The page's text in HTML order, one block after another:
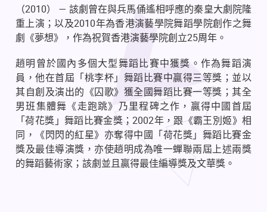
（2010） — 該劇曾在與兵馬俑遙相呼應的秦皇大劇院隆
重上演；以及2010年為香港演藝學院舞蹈學院創作之舞
劇《夢想》，作為祝賀香港演藝學院創立25周年。
趙明曾於國內多個大型舞蹈比賽中獲獎。作為舞蹈演
員，他在首屆「桃李杯」舞蹈比賽中贏得三等獎；並以
其自創及演出的《囚歌》獲全國舞蹈比賽一等獎；其全
男班集體舞《走跑跳》乃里程碑之作，贏得中國首屆
「荷花獎」舞蹈比賽金獎；2002年，跟《霸王別姬》相
同，《閃閃的紅星》亦奪得中國「荷花獎」舞蹈比賽金
獎及最佳導演獎，亦使趙明成為唯一蟬聯兩屆上述兩獎
的舞蹈藝術家；該劇並且贏得最佳編導獎及文華獎。